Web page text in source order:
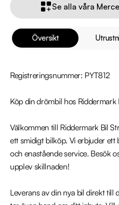
Översikt
Registreringsnummer: PYT812
Köp din drömbil hos Riddermark
Välkommen till Riddermark Bil
ett smidigt bilköp. Vi erbjuder
och enastående service. Besök
upplev skillnaden!
Leverans av din nya bil direkt till
Se alla våra